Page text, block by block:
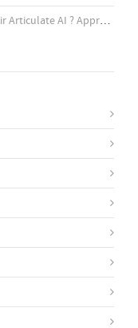
AI ? Apprenez-en plus ici !